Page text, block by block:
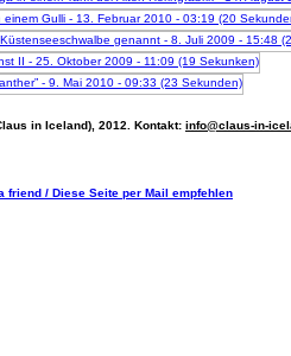
in Iceland), 2012. Kontakt: info@claus-in-